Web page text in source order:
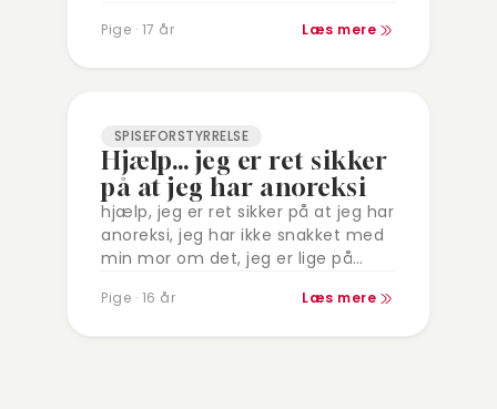
bedre, men jeg var på efterskole,
Pige · 17 år Læs mere
SPISEFORSTYRRELSE
Hjælp… jeg er ret sikker
på at jeg har anoreksi
hjælp, jeg er ret sikker på at jeg har
anoreksi, jeg har ikke snakket med
min mor om det, jeg er lige på
Pige · 16 år Læs mere